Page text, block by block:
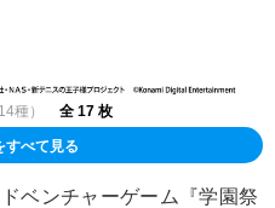
種） 全 17 枚
すべて見る
ベンチャーゲーム『学園祭